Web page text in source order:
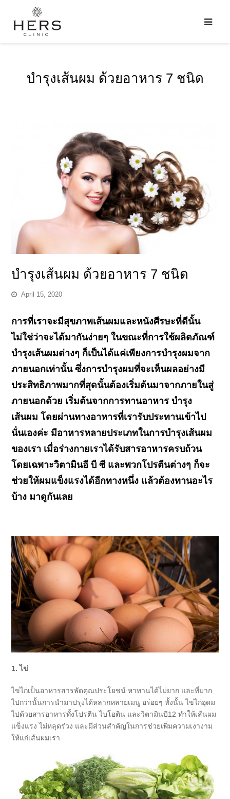
บำรุงเส้นผม ด้วยอาหาร 7 ชนิด
บำรุงเส้นผม ด้วยอาหาร 7 ชนิด
April 15, 2020
การที่เราจะมีสุขภาพเส้นผมและหนังศีรษะที่ดีนั้น
ไม่ใช่ว่าจะได้มากันง่ายๆ ในขณะที่การใช้ผลิตภัณฑ์
บำรุงเส้นผมต่างๆ ก็เป็นได้แค่เพียงการบำรุงผมจาก
ภายนอกเท่านั้น ซึ่งการบำรุงผมที่จะเห็นผลอย่างมี
ประสิทธิภาพมากที่สุดนั้นต้องเริ่มต้นมาจากภายในสู่
ภายนอกด้วย เริ่มต้นจากการทานอาหาร บำรุง
เส้นผม โดยผ่านทางอาหารที่เรารับประทานเข้าไป
นั่นเองค่ะ มีอาหารหลายประเภทในการบำรุงเส้นผม
ของเรา เมื่อร่างกายเราได้รับสารอาหารครบถ้วน
โดยเฉพาะวิตามินอี บี ซี และพวกโปรตีนต่างๆ ก็จะ
ช่วยให้ผมแข็งแรงได้อีกทางหนึ่ง แล้วต้องทานอะไร
บ้าง มาดูกันเลย
1. ไข่
ไข่ไก่เป็นอาหารสารพัดคุณประโยชน์ หาทานได้ไม่ยาก และที่มาก
ไปกว่านั้นการนำมาปรุงได้หลากหลายเมนู อร่อยๆ ทั้งนั้น ไข่ไก่อุดม
ไปด้วยสารอาหารทั้งโปรตีน ไบโอติน และวิตามินบี12 ทำให้เส้นผม
แข็งแรง ไม่หลุดร่วง และมีส่วนสำคัญในการช่วยเพิ่มความเงางาม
ให้แก่เส้นผมเรา